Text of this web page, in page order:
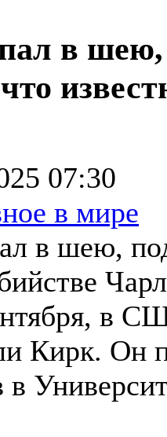
в шею,
07:30
в мире
в
Кирк. Он
в